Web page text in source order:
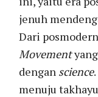
jenuh
Dari
Movement
dengan science
menuju